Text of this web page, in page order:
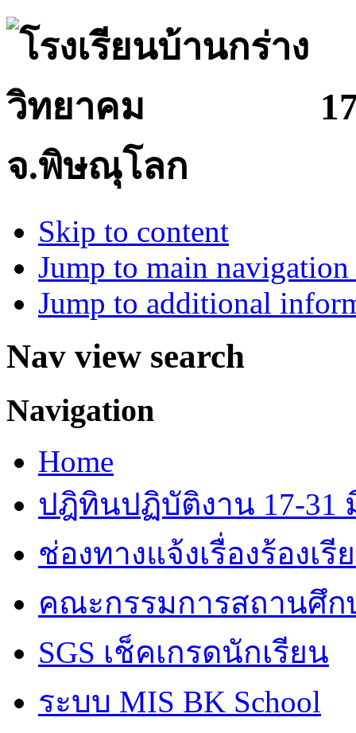
จ.พิษณุโลก
Skip to content
Jump to main
Jump to additional
Nav view search
Navigation
Home
ปฎิทินปฏิบัติงาน 17-31
ช่องทางแจ้งเรื่องร้องเ
คณะกรรมการสถานศึก
SGS เช็คเกรดนักเรียน
ระบบ MIS BK School